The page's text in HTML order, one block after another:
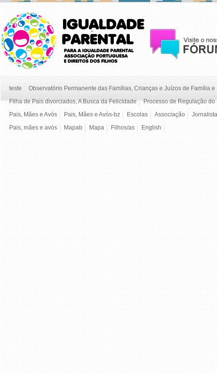
teste
Observatório Permanente das Famílias, Crianças e Juízos de Família e
Filha de Pais divorciados, A Busca da Felicidade
Processo de Regulação
Pais, Mães e Avós
Pais, Mães e Avós-bz Escolas Associação
Pais, mães e avós
Mapab Mapa Filhos/as English